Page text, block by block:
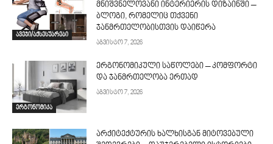
ავეჯი/აქსესუარები
მნიშვნელოვანი ინტერიერის დიზაინში –
ბლოგი, რომელიც თქვენი
ჯანმრთელობისთვის დაიწერა
აგვისტო 7, 2026
ერგონომიკა
ერგონომიკული საწოლები – კომფორტი
და ჯანმრთელობა ერთად
აგვისტო 7, 2026
არქიტექტურის ხალხისგან მიტოვებული